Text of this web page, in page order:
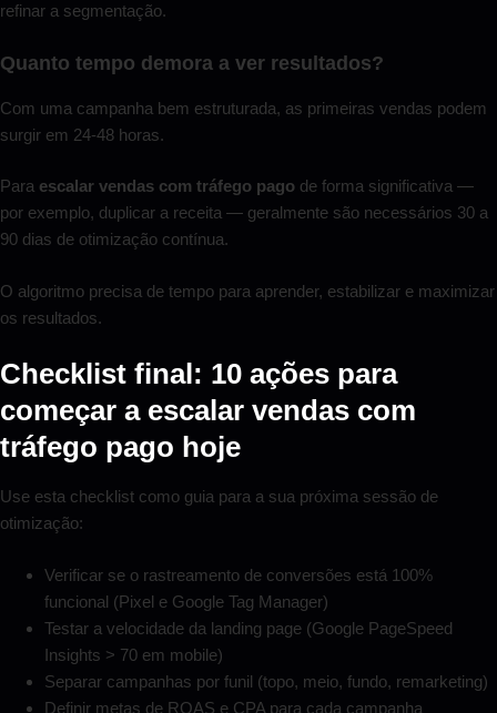
refinar a segmentação.
Quanto tempo demora a ver resultados?
Com uma campanha bem estruturada, as primeiras vendas podem
surgir em 24-48 horas.
Para escalar vendas com tráfego pago de forma significativa —
por exemplo, duplicar a receita — geralmente são necessários 30 a
90 dias de otimização contínua.
O algoritmo precisa de tempo para aprender, estabilizar e maximizar
os resultados.
Checklist final: 10 ações para
começar a escalar vendas com
tráfego pago hoje
Use esta checklist como guia para a sua próxima sessão de
otimização:
Verificar se o rastreamento de conversões está 100%
funcional (Pixel e Google Tag Manager)
Testar a velocidade da landing page (Google PageSpeed
Insights > 70 em mobile)
Separar campanhas por funil (topo, meio, fundo, remarketing)
Definir metas de ROAS e CPA para cada campanha